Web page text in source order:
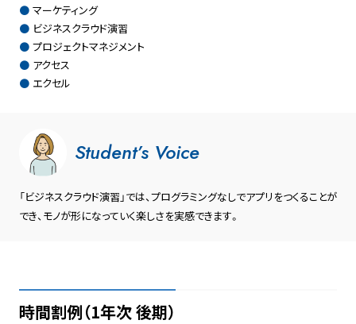
マーケティング
ビジネスクラウド演習
プロジェクトマネジメント
アクセス
エクセル
Student’s Voice
「ビジネスクラウド演習」では、プログラミングなしでアプリをつくることが
でき、モノが形になっていく楽しさを実感できます。
時間割例（1年次 後期）